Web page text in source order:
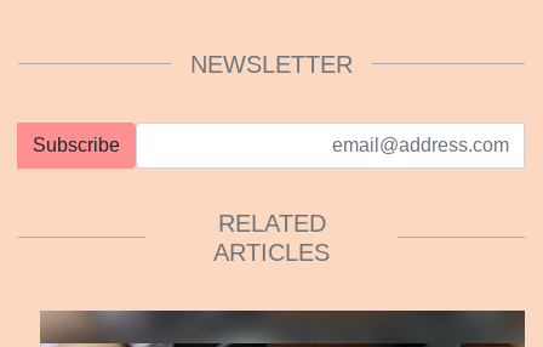
NEWSLETTER
Subscribe
RELATED
ARTICLES